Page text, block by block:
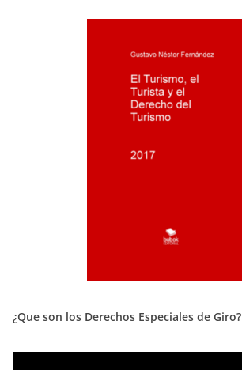
¿Que son los Derechos Especiales de Giro?